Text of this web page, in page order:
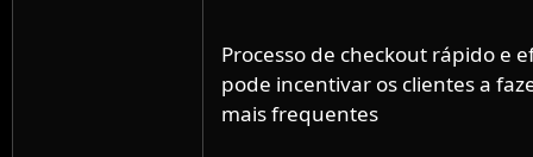
Processo de checkout rápido e
pode incentivar os clientes a
mais frequentes